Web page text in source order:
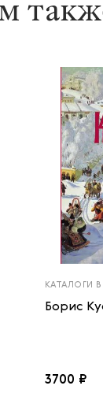
КАТАЛОГИ
Борис
3700 ₽